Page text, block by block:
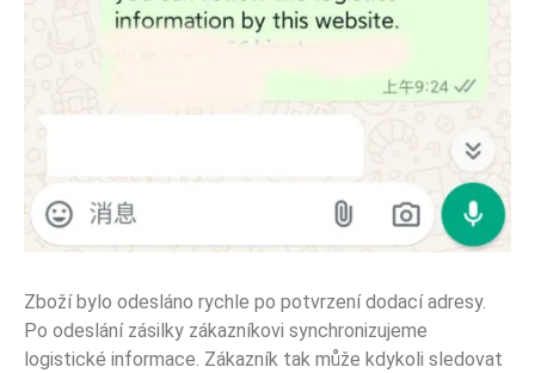
Zboží bylo odesláno rychle po potvrzení dodací adresy.
Po odeslání zásilky zákazníkovi synchronizujeme
logistické informace. Zákazník tak může kdykoli sledovat